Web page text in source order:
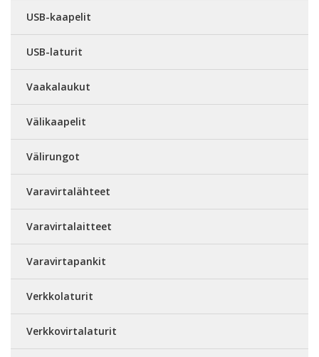
USB-kaapelit
USB-laturit
Vaakalaukut
Välikaapelit
Välirungot
Varavirtalähteet
Varavirtalaitteet
Varavirtapankit
Verkkolaturit
Verkkovirtalaturit